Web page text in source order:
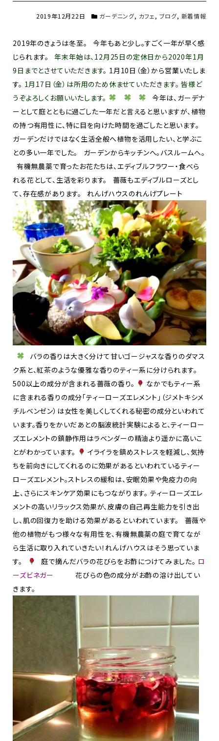
2019年12月22日 ガーデニング, カフェ, ブログ, 新着情報
2019年のきょうは冬至。 今年もあと少し。すごく一年が早く感
じられます。年末年始は、12月25日の定休日から2020年1月
9日までとさせていただきます。 1月10日（金）から営業いたしま
す。 1月17日（金）は所用のため休ませていただきます。 皆様ど
うぞよろしくお願いいたします。
今年は、ガーデナ
ーとして庭とともに過ごした一年だと言えると思いますが、植物
の持つ有用性に、特に目を向けた時間を過ごしたと思います。
ガーデンだけではなく生活全般へ植物を活用したい、と学ぶこ
との多い一年でした。 ガーデンからキッチンへ。バスルームへ。
有機無農薬で育ったお花たちは、エディブルフラワー・食べら
れる花として、生活を彩ります。 薔薇もエディブルローズとし
て、存在感があります。 れんげハウスのれんげプレート
バラの香りは大きく分けて甘いゴージャスな香りのダマス
ク系と、紅茶のような優雅な香りのティー系に分けられます。
500以上の成分が含まれる薔薇の香り。
なかでもティー系
に含まれる香りの成分「ティーローズエレメント」（ジメトキシメ
チルベンゼン）は女性を美しくしてくれる秘密の成分といわれて
います。香りをかいだあとの脳波統計実験によると、ティーロー
ズエレメントの鎮静作用はラベンダーの精油より遥かに高いこ
とがわかっています。
イライラを鎮めストレスを軽減し、気持
ちを前向きにしてくれるのに効果があるといわれているティー
ローズエレメント。ストレスの緩和は、安眠効果や免疫力の向
上、さらにスキンケア効果にもつながります。 ティーローズエレ
メントの高いリラックス効果が、皮膚の自己再生能力を引き出
し、肌の回復力を助ける効果があるといわれています。 薔薇や
他の植物がもつ様々な有用性を、有機無農薬の庭で育てなが
ら生活に取り入れていきたい！れんげハウスはそう思っていま
す。
庭で摘んだバラの花びらをお酢につけてみました。 ロ
ーズビネガー 花びらの色の成分がお酢の溶け出してい
きます。